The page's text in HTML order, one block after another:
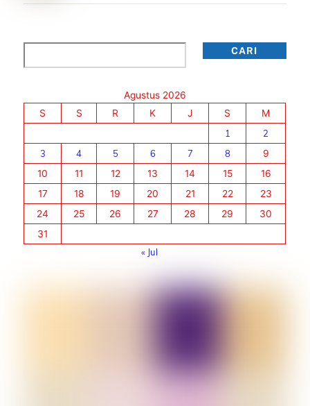
CARI
Agustus 2026
S
S R K J S
M
1
2
3
4 5 6 7 8
9
10
11 12 13 14 15
16
17
18 19 20 21 22
23
24
25 26 27 28 29
30
31
« Jul